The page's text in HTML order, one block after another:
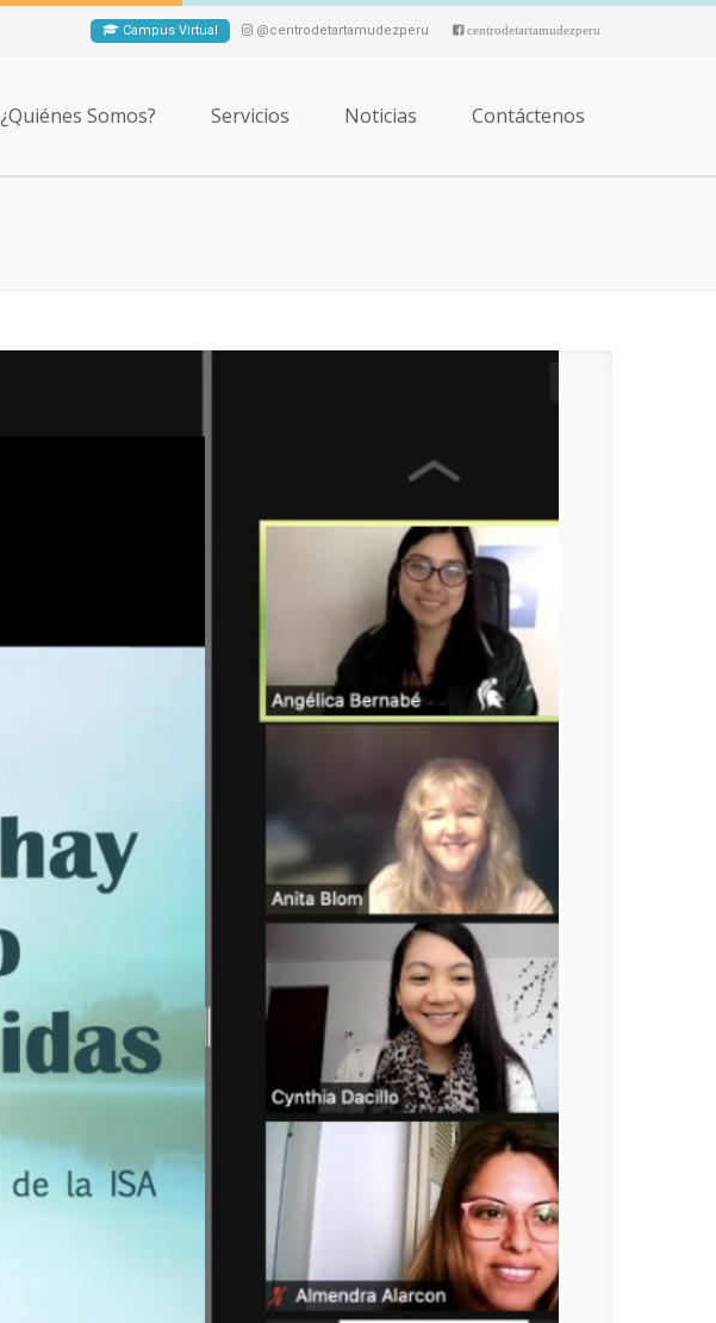
Campus Virtual @centrodetartamudezperu centrodetartamudezperu
¿Quiénes Somos? Servicios Noticias Contáctenos